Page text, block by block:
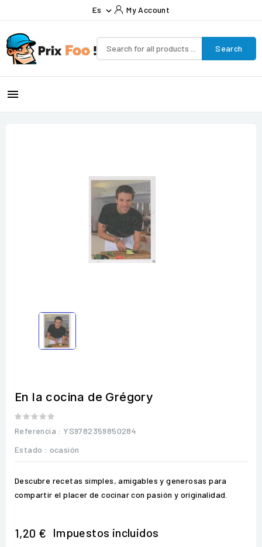
Es  My Account
Search

En la cocina de Grégory
Referencia : YS9782359850284
Estado : ocasión
Descubre recetas simples, amigables y generosas para
compartir el placer de cocinar con pasión y originalidad.
1,20 € Impuestos incluidos